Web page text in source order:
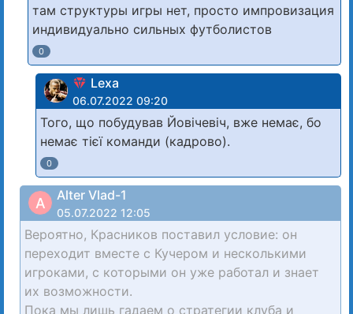
там структуры игры нет, просто импровизация
индивидуально сильных футболистов
0
Lexa
06.07.2022 09:20
Того, що побудував Йовічевіч, вже немає, бо
немає тієї команди (кадрово).
0
A Alter Vlad-1
05.07.2022 12:05
Вероятно, Красников поставил условие: он
переходит вместе с Кучером и несколькими
игроками, с которыми он уже работал и знает
их возможности.
Пока мы лишь гадаем о стратегии клуба и